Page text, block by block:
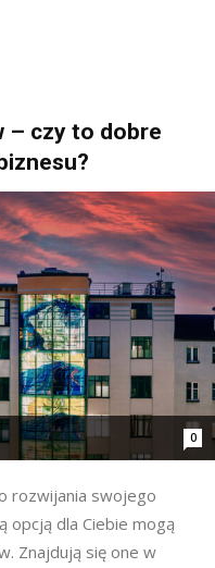
– czy to dobre
0
rozwijania swojego
opcją dla Ciebie mogą
Znajdują się one w